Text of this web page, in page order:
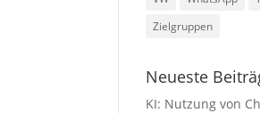
Zielgruppen
Neueste
KI: Nutzung von